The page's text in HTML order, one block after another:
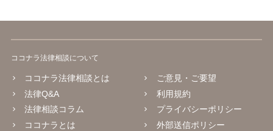
ココナラ法律相談について
ココナラ法律相談とは
法律Q&A
法律相談コラム
ココナラとは
ご意見・ご要望
利用規約
プライバシーポリシー
外部送信ポリシー